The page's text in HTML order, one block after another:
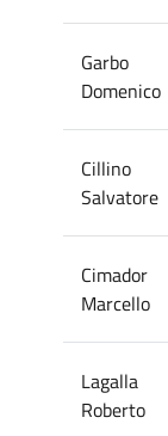
Garbo
Domenico
Cillino
Salvatore
Cimador
Marcello
Lagalla
Roberto